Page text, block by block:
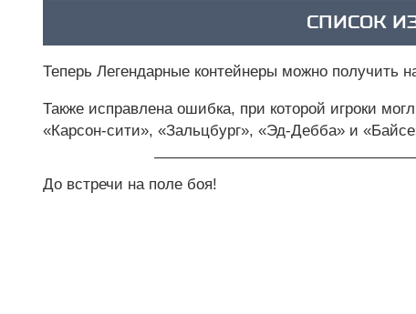
СПИСОК
Теперь Легендарные контейнеры можно получить
Также исправлена ошибка, при которой игроки
«Карсон-сити», «Зальцбург», «Эд-Дебба» и
До встречи на поле боя!